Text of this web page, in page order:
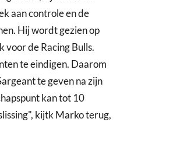
aan controle en de
Hij wordt gezien op
de Racing Bulls.
te eindigen. Daarom
te geven na zijn
kan tot 10
kijtk Marko terug,